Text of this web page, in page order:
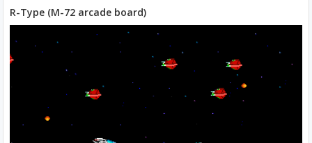
R-Type (M-72 arcade board)